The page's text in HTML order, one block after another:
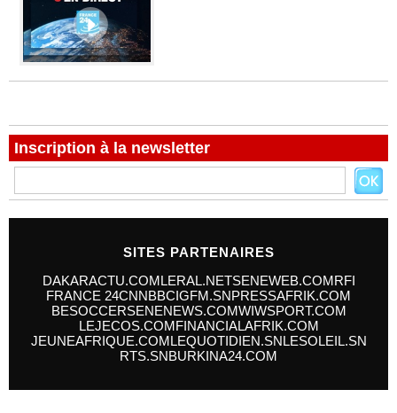
Inscription à la newsletter
SITES PARTENAIRES
DAKARACTU.COMLERAL.NETSENEWEB.COMRFI
FRANCE 24CNNBBCIGFM.SNPRESSAFRIK.COM
BESOCCERSENENEWS.COMWIWSPORT.COM
LEJECOS.COMFINANCIALAFRIK.COM
JEUNEAFRIQUE.COMLEQUOTIDIEN.SNLESOLEIL.SN
RTS.SNBURKINA24.COM